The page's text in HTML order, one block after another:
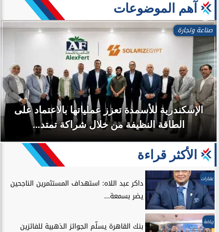
آهم الموضوعات
صناعة وتجارة
الإسكندرية للأسمدة تعزز عملياتها بالاعتماد على
الطاقة النظيفة من خلال شراكة تمتد...
الأكثر قراءة
عقارات
داكر عبد اللاه: استهداف المستثمرين الناجحين
يضر بسمعة...
رياضة بنك القاهرة يسلّم الجوائز الذهبية للفائزين